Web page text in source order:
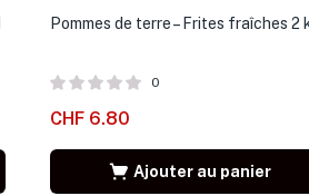
Pommes de terre – Frites fraîches 2
0
CHF6.80
Ajouter au panier